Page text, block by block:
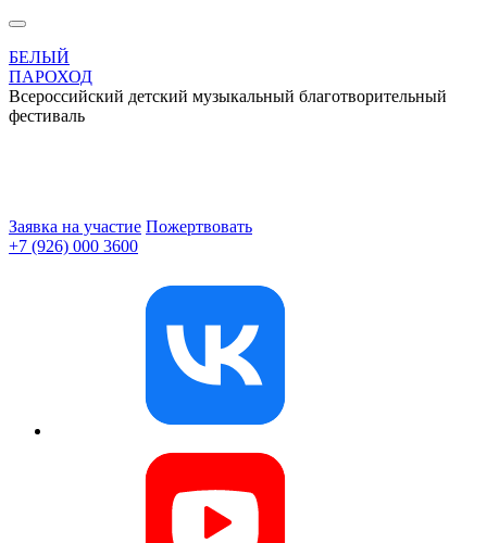
БЕЛЫЙ
ПАРОХОД
Всероссийский детский музыкальный благотворительный
фестиваль
Заявка на участие Пожертвовать
+7 (926) 000 3600